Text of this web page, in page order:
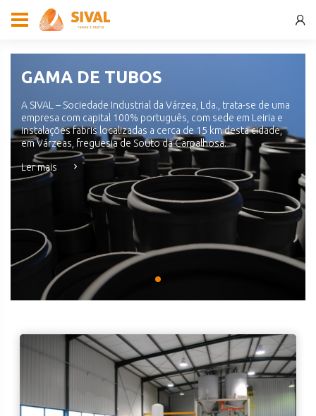
GAMA DE TUBOS
A SIVAL – Sociedade Industrial da Várzea, Lda., trata-se de uma
empresa com capital 100% português, com sede em Leiria e
instalações fabris localizadas a cerca de 15 km desta cidade,
em Várzeas, freguesia de Souto da Carpalhosa.
Ler mais